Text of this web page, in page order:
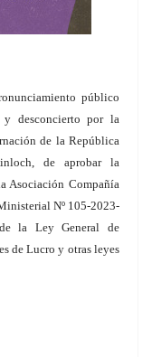
público
y desconcierto por la
de la República
de aprobar la
Asociación Compañía
Nº 105-2023-
la Ley General de
de Lucro y otras leyes